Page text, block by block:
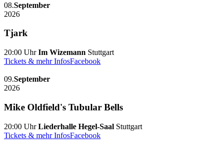
08.September
2026
Tjark
20:00 UhrIm Wizemann Stuttgart
Tickets & mehr InfosFacebook
09.September
2026
Mike Oldfield's Tubular Bells
20:00 UhrLiederhalle Hegel-Saal Stuttgart
Tickets & mehr InfosFacebook